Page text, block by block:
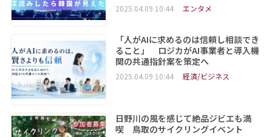
2025.04.09 10:44 エンタメ
「人がAIに求めるのは信頼し相談でき
ること」 ロジカがAI事業者と導入機
関の共通指針案を策定へ
2025.04.09 10:44 経済/ビジネス
日野川の風を感じて絶品ジビエも満
喫 鳥取のサイクリングイベント